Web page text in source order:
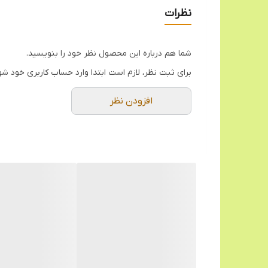
نظرات
شما هم درباره این محصول نظر خود را بنویسید.
برای ثبت نظر، لازم است ابتدا وارد حساب کاربری خود
افزودن نظر